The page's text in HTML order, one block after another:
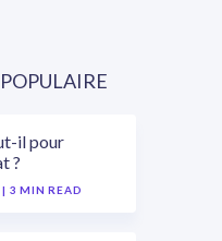
il pour
?
| 3 MIN READ